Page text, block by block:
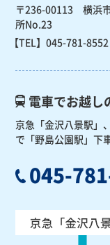
〒236-00113 横浜
所No.23
【TEL】045-781-8552
電車でお越し
京急「金沢八景駅」
で「野島公園駅」下
045-